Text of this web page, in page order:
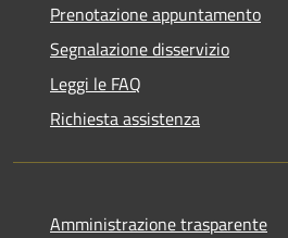
Prenotazione appuntamento
Segnalazione disservizio
Leggi le FAQ
Richiesta assistenza
Amministrazione trasparente